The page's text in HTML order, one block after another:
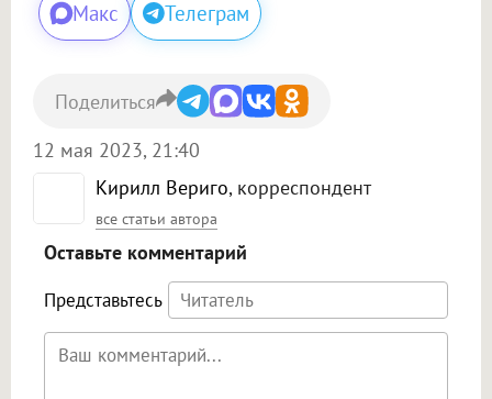
Макс Телеграм
Кирилл Вериго, корреспондент
все статьи автора
12 мая 2023, 21:40
Поделиться
Оставьте комментарий
Представьтесь